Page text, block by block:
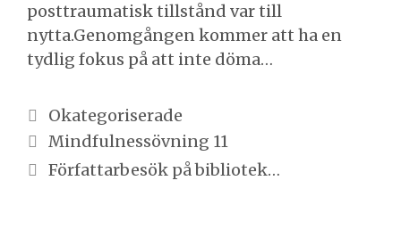
posttraumatisk tillstånd var till
nytta.Genomgången kommer att ha en
tydlig fokus på att inte döma…
Kategorier
Okategoriserade
Inläggsnavigering
Mindfulnessövning 11
Författarbesök på bibliotek…